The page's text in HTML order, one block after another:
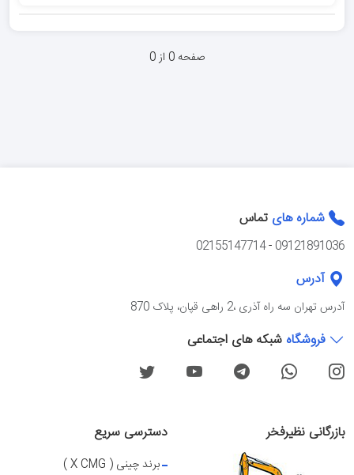
صفحه 0 از 0
شماره های تماس
09121891036
-
02155147714
آدرس
آدرس تهران سه راه آذرى ،2 راهی قپان، پلاک 870
فروشگاه شبکه های اجتماعی
بازرگانی نظیرفخر دسترسی سریع
برند چینی ( X CMG )